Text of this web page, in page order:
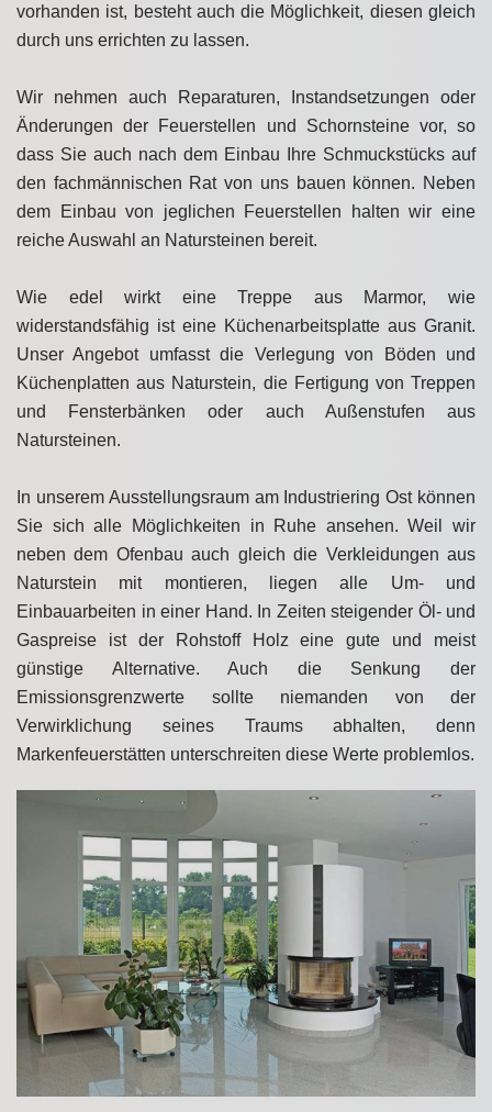
vorhanden ist, besteht auch die Möglichkeit, diesen gleich
durch uns errichten zu lassen.
Wir nehmen auch Reparaturen, Instandsetzungen oder
Änderungen der Feuerstellen und Schornsteine vor, so
dass Sie auch nach dem Einbau Ihre Schmuckstücks auf
den fachmännischen Rat von uns bauen können. Neben
dem Einbau von jeglichen Feuerstellen halten wir eine
reiche Auswahl an Natursteinen bereit.
Wie edel wirkt eine Treppe aus Marmor, wie
widerstandsfähig ist eine Küchenarbeitsplatte aus Granit.
Unser Angebot umfasst die Verlegung von Böden und
Küchenplatten aus Naturstein, die Fertigung von Treppen
und Fensterbänken oder auch Außenstufen aus
Natursteinen.
In unserem Ausstellungsraum am Industriering Ost können
Sie sich alle Möglichkeiten in Ruhe ansehen. Weil wir
neben dem Ofenbau auch gleich die Verkleidungen aus
Naturstein mit montieren, liegen alle Um- und
Einbauarbeiten in einer Hand. In Zeiten steigender Öl- und
Gaspreise ist der Rohstoff Holz eine gute und meist
günstige Alternative. Auch die Senkung der
Emissionsgrenzwerte sollte niemanden von der
Verwirklichung seines Traums abhalten, denn
Markenfeuerstätten unterschreiten diese Werte problemlos.
AKTUELLES